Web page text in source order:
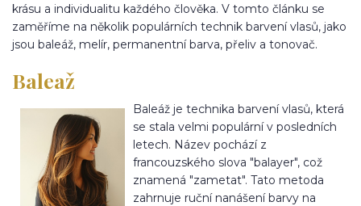
krásu a individualitu každého člověka. V tomto článku se
zaměříme na několik populárních technik barvení vlasů, jako
jsou baleáž, melír, permanentní barva, přeliv a tonovač.
Baleaž
Baleáž je technika barvení vlasů, která
se stala velmi populární v posledních
letech. Název pochází z
francouzského slova "balayer", což
znamená "zametat". Tato metoda
zahrnuje ruční nanášení barvy na